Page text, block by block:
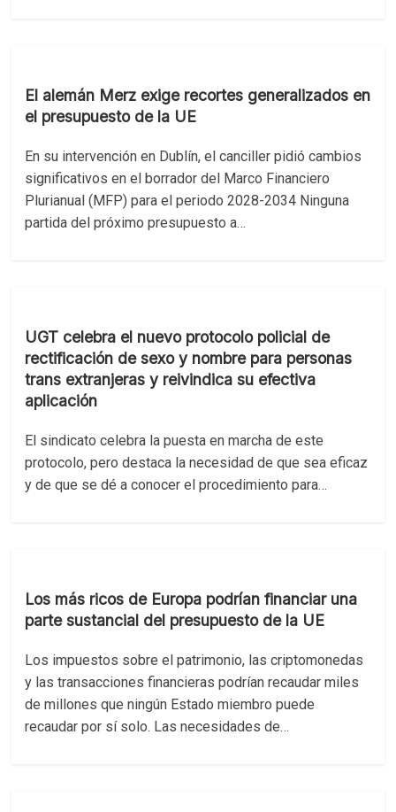
El alemán Merz exige recortes generalizados en
el presupuesto de la UE
En su intervención en Dublín, el canciller pidió cambios
significativos en el borrador del Marco Financiero
Plurianual (MFP) para el periodo 2028-2034 Ninguna
partida del próximo presupuesto a…
UGT celebra el nuevo protocolo policial de
rectificación de sexo y nombre para personas
trans extranjeras y reivindica su efectiva
aplicación
El sindicato celebra la puesta en marcha de este
protocolo, pero destaca la necesidad de que sea eficaz
y de que se dé a conocer el procedimiento para…
Los más ricos de Europa podrían financiar una
parte sustancial del presupuesto de la UE
Los impuestos sobre el patrimonio, las criptomonedas
y las transacciones financieras podrían recaudar miles
de millones que ningún Estado miembro puede
recaudar por sí solo. Las necesidades de…